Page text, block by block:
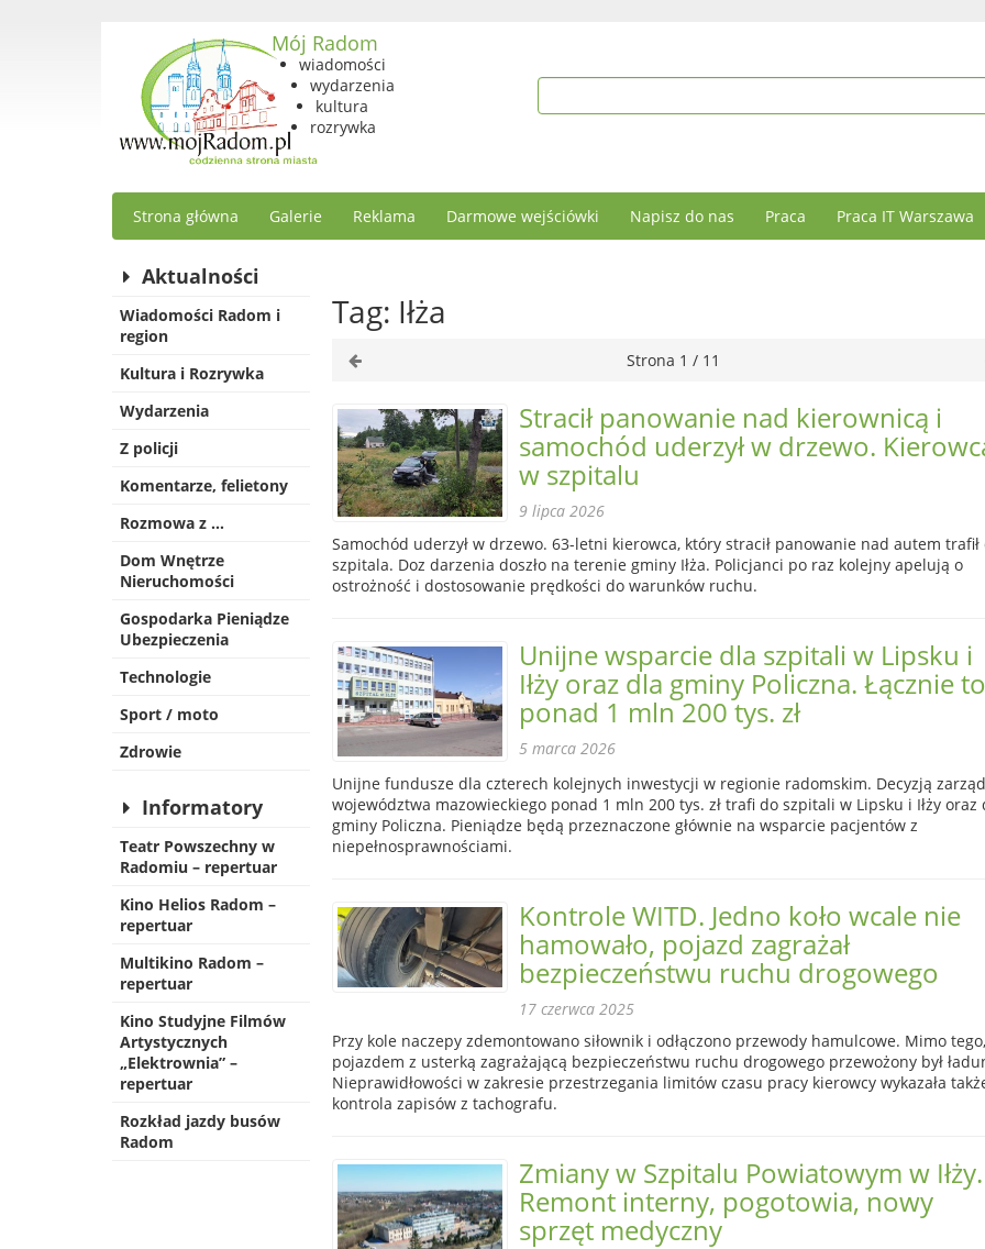
Mój Radom
wiadomości
wydarzenia
kultura
rozrywka
Strona główna Galerie Reklama Darmowe wejściówki Napisz do nas Praca Praca IT Warszawa
Aktualności
Wiadomości Radom i
region
Kultura i Rozrywka
Wydarzenia
Z policji
Komentarze, felietony
Rozmowa z …
Dom Wnętrze
Nieruchomości
Gospodarka Pieniądze
Ubezpieczenia
Technologie
Sport / moto
Zdrowie
Informatory
Teatr Powszechny w
Radomiu – repertuar
Kino Helios Radom –
repertuar
Multikino Radom –
repertuar
Kino Studyjne Filmów
Artystycznych
„Elektrownia” –
repertuar
Rozkład jazdy busów
Radom
Tag: Iłża
Strona 1 / 11
Stracił panowanie nad kierownicą i
samochód uderzył w drzewo.
w szpitalu
9 lipca 2026
Samochód uderzył w drzewo. 63-letni kierowca, który stracił panowanie nad autem trafił
szpitala. Doz darzenia doszło na terenie gminy Iłża. Policjanci po raz kolejny apelują o
ostrożność i dostosowanie prędkości do warunków ruchu.
Unijne wsparcie dla szpitali w Lipsku i
Iłży oraz dla gminy Policzna. Łącznie to
ponad 1 mln 200 tys. zł
5 marca 2026
Unijne fundusze dla czterech kolejnych inwestycji w regionie radomskim. Decyzją
województwa mazowieckiego ponad 1 mln 200 tys. zł trafi do szpitali w Lipsku i Iłży oraz
gminy Policzna. Pieniądze będą przeznaczone głównie na wsparcie pacjentów z
niepełnosprawnościami.
Kontrole WITD. Jedno koło wcale nie
hamowało, pojazd zagrażał
bezpieczeństwu ruchu drogowego
17 czerwca 2025
Przy kole naczepy zdemontowano siłownik i odłączono przewody hamulcowe. Mimo tego,
pojazdem z usterką zagrażającą bezpieczeństwu ruchu drogowego przewożony był
Nieprawidłowości w zakresie przestrzegania limitów czasu pracy kierowcy wykazała
kontrola zapisów z tachografu.
Zmiany w Szpitalu Powiatowym w Iłży.
Remont interny, pogotowia, nowy
sprzęt medyczny